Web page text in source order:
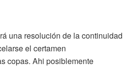
una resolución de la continuidad
el certamen
copas. Ahi posiblemente